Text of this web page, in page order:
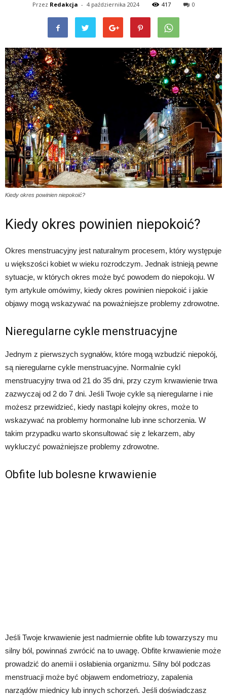
Przez Redakcja - 4 października 2024 417 0
Kiedy okres powinien niepokoić?
Kiedy okres powinien niepokoić?
Okres menstruacyjny jest naturalnym procesem, który występuje
u większości kobiet w wieku rozrodczym. Jednak istnieją pewne
sytuacje, w których okres może być powodem do niepokoju. W
tym artykule omówimy, kiedy okres powinien niepokoić i jakie
objawy mogą wskazywać na poważniejsze problemy zdrowotne.
Nieregularne cykle menstruacyjne
Jednym z pierwszych sygnałów, które mogą wzbudzić niepokój,
są nieregularne cykle menstruacyjne. Normalnie cykl
menstruacyjny trwa od 21 do 35 dni, przy czym krwawienie trwa
zazwyczaj od 2 do 7 dni. Jeśli Twoje cykle są nieregularne i nie
możesz przewidzieć, kiedy nastąpi kolejny okres, może to
wskazywać na problemy hormonalne lub inne schorzenia. W
takim przypadku warto skonsultować się z lekarzem, aby
wykluczyć poważniejsze problemy zdrowotne.
Obfite lub bolesne krwawienie
Jeśli Twoje krwawienie jest nadmiernie obfite lub towarzyszy mu
silny ból, powinnaś zwrócić na to uwagę. Obfite krwawienie może
prowadzić do anemii i osłabienia organizmu. Silny ból podczas
menstruacji może być objawem endometriozy, zapalenia
narządów miednicy lub innych schorzeń. Jeśli doświadczasz